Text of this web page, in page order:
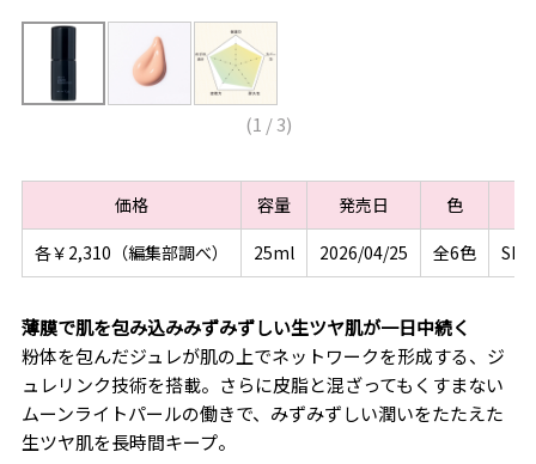
(1 /3)
価格 容量 発売日 色
各￥2,310（編集部調べ）
25ml 2026/04/25 全6色
薄膜で肌を包み込みみずみずしい生ツヤ肌が一日中続く
粉体を包んだジュレが肌の上でネットワークを形成する、ジ
ュレリンク技術を搭載。さらに皮脂と混ざってもくすまない
ムーンライトパールの働きで、みずみずしい潤いをたたえた
生ツヤ肌を長時間キープ。